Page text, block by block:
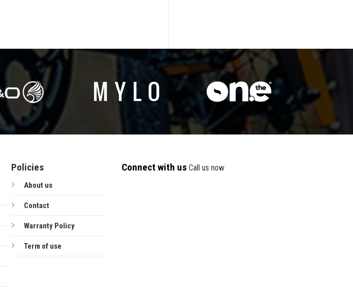
Policies
About us
Contact
Warranty Policy
Term of use
Connect with usCall us now